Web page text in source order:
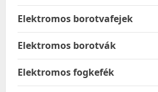
Elektromos borotvafejek
Elektromos borotvák
Elektromos fogkefék